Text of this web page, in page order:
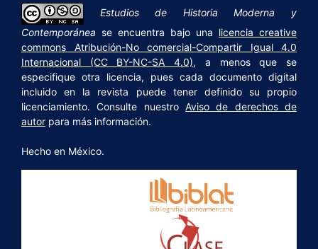
Estudios de Historia Moderna y
Contemporánea se encuentra bajo una licencia creative
commons Atribución-No comercial-Compartir Igual 4.0
Internacional (CC BY-NC-SA 4.0), a menos que se
especifique otra licencia, pues cada documento digital
incluido en la revista puede tener definido su propio
licenciamiento. Consulte nuestro Aviso de derechos de
autor para más información.
Hecho en México.